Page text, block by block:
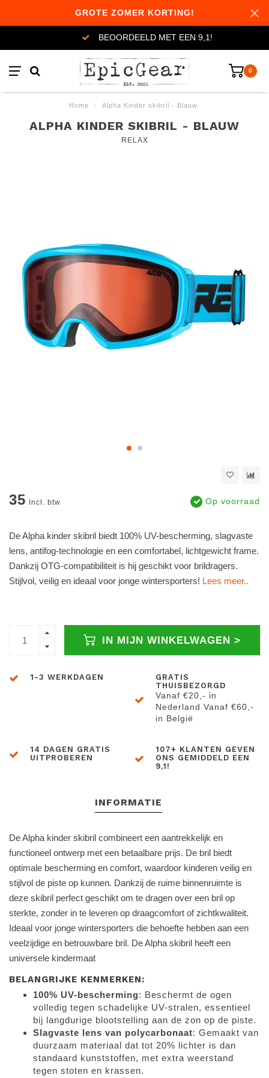
GROTE ZOMER KORTING!
BEOORDEELD MET EEN 9,1!
0
Home / Alpha Kinder skibril - Blauw
ALPHA KINDER SKIBRIL - BLAUW
RELAX
35 Incl. btw Op voorraad
De Alpha kinder skibril biedt 100% UV-bescherming, slagvaste
lens, antifog-technologie en een comfortabel, lichtgewicht frame.
Dankzij OTG-compatibiliteit is hij geschikt voor brildragers.
Stijlvol, veilig en ideaal voor jonge wintersporters! Lees meer..
IN MIJN WINKELWAGEN >
1-3 WERKDAGEN
GRATIS
THUISBEZORGD
Vanaf €20,- in
Nederland Vanaf €60,-
in België
14 DAGEN GRATIS
UITPROBEREN
107+ KLANTEN GEVEN
ONS GEMIDDELD EEN
9,1!
INFORMATIE
De Alpha kinder skibril combineert een aantrekkelijk en
functioneel ontwerp met een betaalbare prijs. De bril biedt
optimale bescherming en comfort, waardoor kinderen veilig en
stijlvol de piste op kunnen. Dankzij de ruime binnenruimte is
deze skibril perfect geschikt om te dragen over een bril op
sterkte, zonder in te leveren op draagcomfort of zichtkwaliteit.
Ideaal voor jonge wintersporters die behoefte hebben aan een
veelzijdige en betrouwbare bril. De Alpha skibril heeft een
universele kindermaat
BELANGRIJKE KENMERKEN:
100% UV-bescherming: Beschermt de ogen
volledig tegen schadelijke UV-stralen, essentieel
bij langdurige blootstelling aan de zon op de piste.
Slagvaste lens van polycarbonaat: Gemaakt van
duurzaam materiaal dat tot 20% lichter is dan
standaard kunststoffen, met extra weerstand
tegen stoten en krassen.